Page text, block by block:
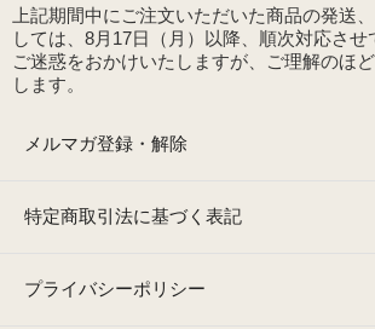
上記期間中にご注文いただいた商品の発送
しては、8月17日（月）以降、順次対応させ
ご迷惑をおかけいたしますが、ご理解のほ
します。
メルマガ登録・解除
特定商取引法に基づく表記
プライバシーポリシー